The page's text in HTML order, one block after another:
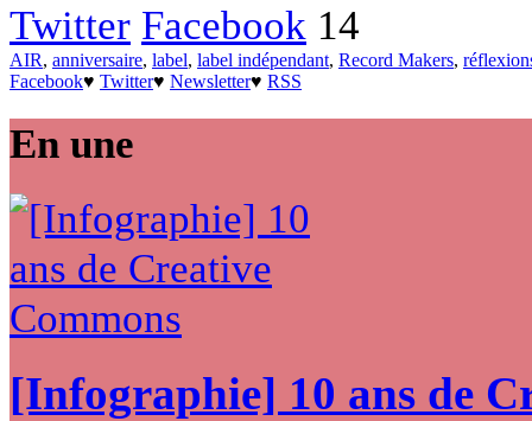
Twitter Facebook 14
AIR, anniversaire, label, label indépendant, Record Makers,
Facebook♥ Twitter♥ Newsletter♥ RSS
En une
[Infographie] 10 ans de